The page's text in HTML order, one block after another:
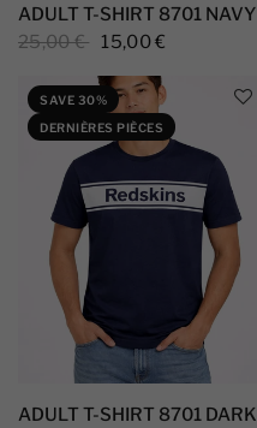
ADULT T-SHIRT 8701 NAVY
25,00 €
15,00 €
SAVE 30%
DERNIÈRES PIÈCES
ADULT T-SHIRT 8701 DARK